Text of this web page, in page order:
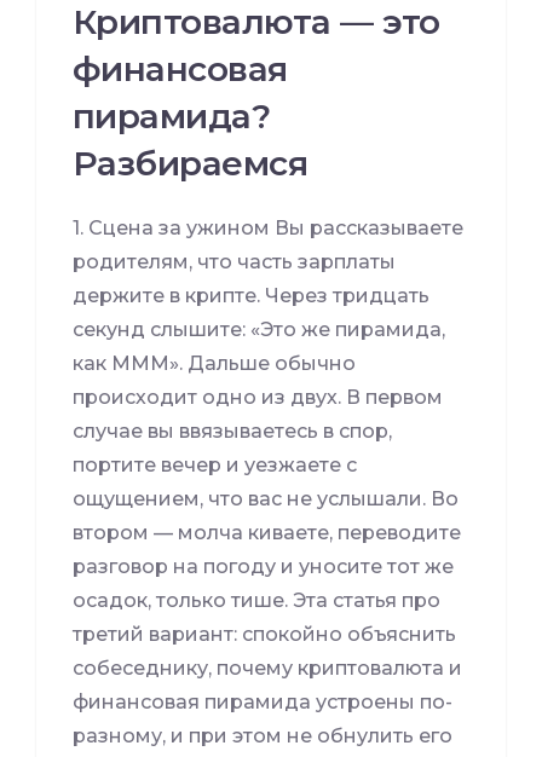
Криптовалюта — это
финансовая
пирамида?
Разбираемся
1. Сцена за ужином Вы рассказываете
родителям, что часть зарплаты
держите в крипте. Через тридцать
секунд слышите: «Это же пирамида,
как МММ». Дальше обычно
происходит одно из двух. В первом
случае вы ввязываетесь в спор,
портите вечер и уезжаете с
ощущением, что вас не услышали. Во
втором — молча киваете, переводите
разговор на погоду и уносите тот же
осадок, только тише. Эта статья про
третий вариант: спокойно объяснить
собеседнику, почему криптовалюта и
финансовая пирамида устроены по-
разному, и при этом не обнулить его